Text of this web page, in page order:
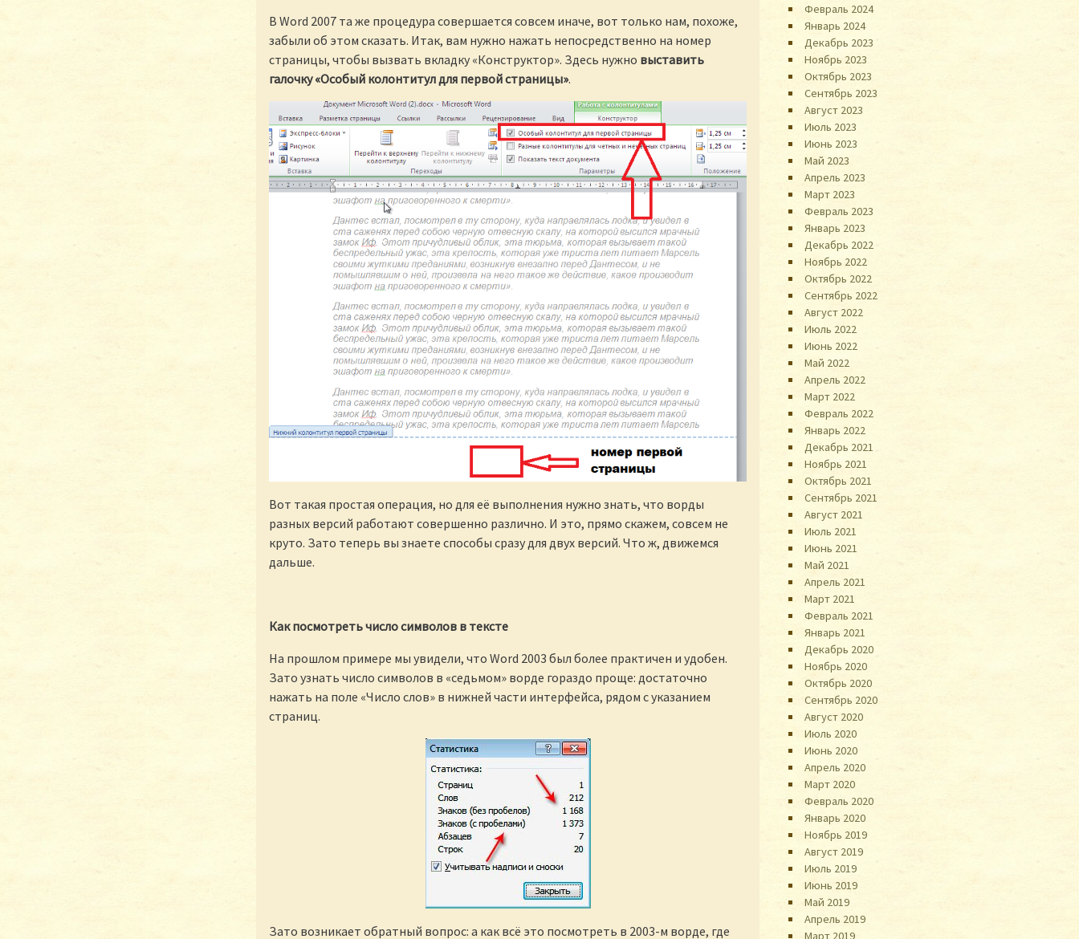
В Word 2007 та же процедура совершается совсем иначе, вот только нам, похоже,
забыли об этом сказать. Итак, вам нужно нажать непосредственно на номер
страницы, чтобы вызвать вкладку «Конструктор». Здесь нужно выставить
галочку «Особый колонтитул для первой страницы».
Вот такая простая операция, но для её выполнения нужно знать, что ворды
разных версий работают совершенно различно. И это, прямо скажем, совсем не
круто. Зато теперь вы знаете способы сразу для двух версий. Что ж, движемся
дальше.
Как посмотреть число символов в тексте
На прошлом примере мы увидели, что Word 2003 был более практичен и удобен.
Зато узнать число символов в «седьмом» ворде гораздо проще: достаточно
нажать на поле «Число слов» в нижней части интерфейса, рядом с указанием
страниц.
Зато возникает обратный вопрос: а как всё это посмотреть в 2003-м ворде, где
Февраль 2024
Январь 2024
Декабрь 2023
Ноябрь 2023
Октябрь 2023
Сентябрь 2023
Август 2023
Июль 2023
Июнь 2023
Май 2023
Апрель 2023
Март 2023
Февраль 2023
Январь 2023
Декабрь 2022
Ноябрь 2022
Октябрь 2022
Сентябрь 2022
Август 2022
Июль 2022
Июнь 2022
Май 2022
Апрель 2022
Март 2022
Февраль 2022
Январь 2022
Декабрь 2021
Ноябрь 2021
Октябрь 2021
Сентябрь 2021
Август 2021
Июль 2021
Июнь 2021
Май 2021
Апрель 2021
Март 2021
Февраль 2021
Январь 2021
Декабрь 2020
Ноябрь 2020
Октябрь 2020
Сентябрь 2020
Август 2020
Июль 2020
Июнь 2020
Апрель 2020
Март 2020
Февраль 2020
Январь 2020
Ноябрь 2019
Август 2019
Июль 2019
Июнь 2019
Май 2019
Апрель 2019
Март 2019